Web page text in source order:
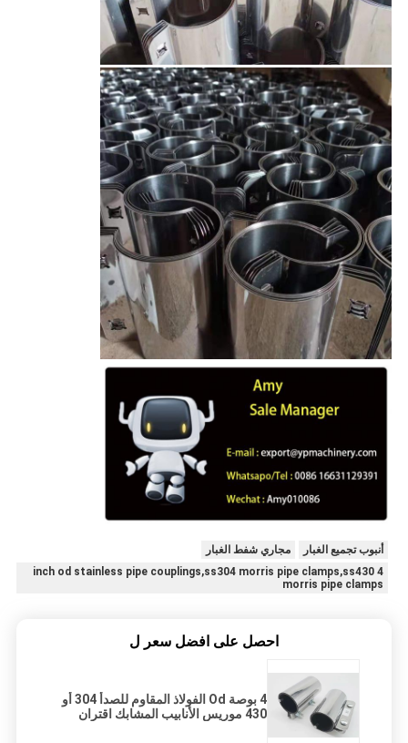
أنبوب تجميع الغبار
مجاري شفط الغبار
4 inch od stainless pipe couplings,ss304 morris pipe clamps,ss430
morris pipe clamps
احصل على افضل سعر ل
4 بوصة Od الفولاذ المقاوم للصدأ 304 أو
430 موريس الأنابيب المشابك اقتران